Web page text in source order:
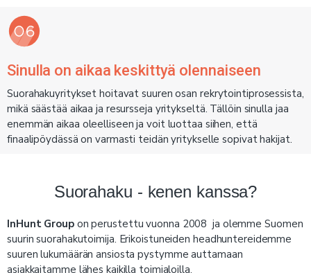
Sinulla on aikaa keskittyä olennaiseen
Suorahakuyritykset hoitavat suuren osan rekrytointiprosessista,
mikä säästää aikaa ja resursseja yritykseltä. Tällöin sinulla jaa
enemmän aikaa oleelliseen ja voit luottaa siihen, että
finaalipöydässä on varmasti teidän yritykselle sopivat hakijat.
Suorahaku - kenen kanssa?
InHunt Group on perustettu vuonna 2008 ja olemme Suomen
suurin suorahakutoimija. Erikoistuneiden headhuntereidemme
suuren lukumäärän ansiosta pystymme auttamaan
asiakkaitamme lähes kaikilla toimialoilla.